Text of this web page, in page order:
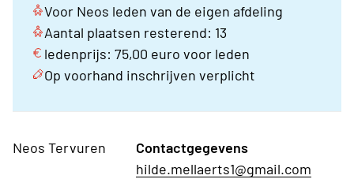
Voor Neos leden van de eigen afdeling
Aantal plaatsen resterend: 13
ledenprijs: 75,00 euro voor leden
Op voorhand inschrijven verplicht
Neos Tervuren
Contactgegevens
hilde.mellaerts1@gmail.com